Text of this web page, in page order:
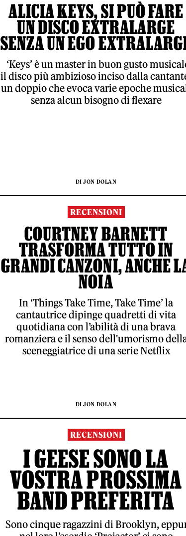
ALICIA KEYS, SI PUÒ FARE
UN DISCO EXTRALARGE
SENZA UN EGO
‘Keys’ è un master in buon gusto
il disco più ambizioso inciso dalla
un doppio che evoca varie epoche
senza alcun bisogno di flexare
DI JON DOLAN
RECENSIONI
COURTNEY BARNETT
TRASFORMA TUTTO IN
GRANDI CANZONI, ANCHE
NOIA
In ‘Things Take Time, Take Time’ la
cantautrice dipinge quadretti di vita
quotidiana con l’abilità di una brava
romanziera e il senso dell'umorismo
sceneggiatrice di una serie Netflix
DI JON DOLAN
RECENSIONI
I GEESE SONO LA
VOSTRA PROSSIMA
BAND PREFERITA
Sono cinque ragazzini di Brooklyn,